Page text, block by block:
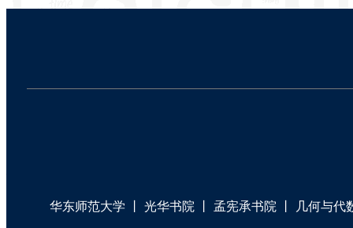
华东师范大学 光华书院 孟宪承书院 几何与代